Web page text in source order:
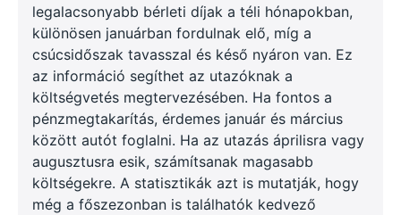
legalacsonyabb bérleti díjak a téli hónapokban,
különösen januárban fordulnak elő, míg a
csúcsidőszak tavasszal és késő nyáron van. Ez
az információ segíthet az utazóknak a
költségvetés megtervezésében. Ha fontos a
pénzmegtakarítás, érdemes január és március
között autót foglalni. Ha az utazás áprilisra vagy
augusztusra esik, számítsanak magasabb
költségekre. A statisztikák azt is mutatják, hogy
még a főszezonban is találhatók kedvező